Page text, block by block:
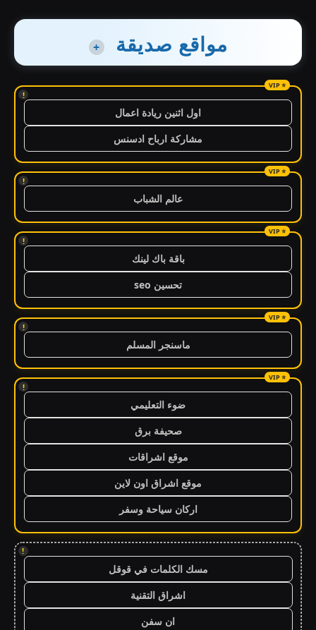
مواقع صديقة +
!
اول اثنين ريادة اعمال
مشاركة ارباح ادسنس
!
عالم الشباب
!
باقة باك لينك
تحسين seo
!
ماسنجر المسلم
!
ضوء التعليمي
صحيفة برق
موقع اشراقات
موقع اشراق اون لاين
اركان سياحة وسفر
!
مسك الكلمات في قوقل
اشراق التقنية
ان سفن